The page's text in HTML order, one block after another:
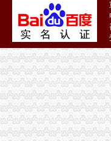
关于印发《重庆市对外劳务
重庆市大足区-走进大足
合川县云门铁工厂与合川区
重庆营业执照注销
重庆市国家税务局
重庆晚报营业执照遗失、注
登报,挂失,营业执照登报,公
重庆公司注册代办花多少钱-
【代办营业执照,公司变更,注
北京晚报登报挂失_遗失声明
矿产资源采矿许可（新立、